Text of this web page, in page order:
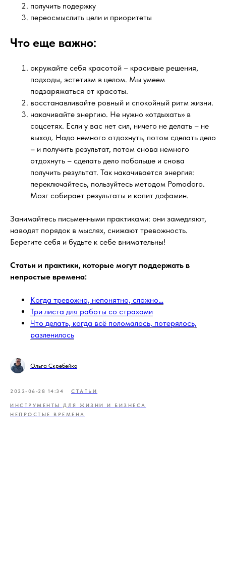
получить подержку
переосмыслить цели и приоритеты
Что еще важно:
окружайте себя красотой – красивые решения,
подходы, эстетизм в целом. Мы умеем
подзаряжаться от красоты.
восстанавливайте ровный и спокойный ритм жизни.
накачивайте энергию. Не нужно «отдыхать» в
соцсетях. Если у вас нет сил, ничего не делать – не
выход. Надо немного отдохнуть, потом сделать дело
– и получить результат, потом снова немного
отдохнуть – сделать дело побольше и снова
получить результат. Так накачивается энергия:
переключайтесь, пользуйтесь методом Pomodoro.
Мозг собирает результаты и копит дофамин.
Занимайтесь письменными практиками: они замедляют,
наводят порядок в мыслях, снижают тревожность.
Берегите себя и будьте к себе внимательны!
Статьи и практики, которые могут поддержать в
непростые времена:
Когда тревожно, непонятно, сложно…
Три листа для работы со страхами
Что делать, когда всё поломалось, потерялось,
разленилось
Ольга Скребейко
2022-06-28 14:34 СТАТЬИ
ИНСТРУМЕНТЫ ДЛЯ ЖИЗНИ И БИЗНЕСА
НЕПРОСТЫЕ ВРЕМЕНА